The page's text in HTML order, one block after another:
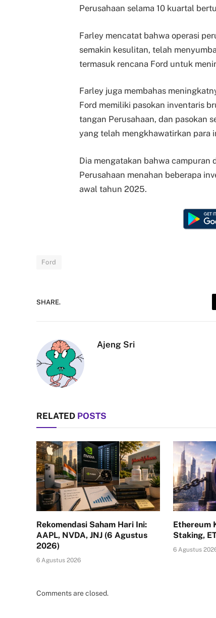
Perusahaan selama 10 kuartal
Farley mencatat bahwa operasi
semakin kesulitan, telah
termasuk rencana Ford untuk
Farley juga membahas
Ford memiliki pasokan inventaris
tangan Perusahaan, dan pasokan
yang telah mengkhawatirkan para
Dia mengatakan bahwa campuran
Perusahaan menahan beberapa
awal tahun 2025.
Ford
SHARE.
Ajeng Sri
RELATED POSTS
Rekomendasi Saham Hari Ini:
AAPL, NVDA, JNJ (6 Agustus
2026)
6 Agustus 2026
Ethereum
Staking,
6 Agustus
Comments are closed.